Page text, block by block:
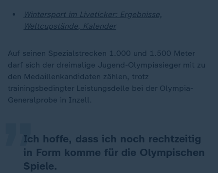
Wintersport im Liveticker: Ergebnisse,
Weltcupstände, Kalender
Auf seinen Spezialstrecken 1.000 und 1.500 Meter
darf sich der dreimalige Jugend-Olympiasieger mit zu
den Medaillenkandidaten zählen, trotz
trainingsbedingter Leistungsdelle bei der Olympia-
Generalprobe in Inzell.
Ich hoffe, dass ich noch rechtzeitig
in Form komme für die Olympischen
Spiele.
„